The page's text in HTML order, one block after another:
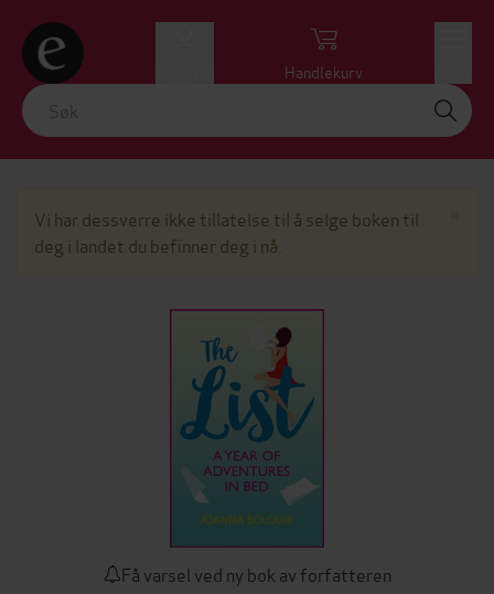
Handlekurv
Vi har dessverre ikke tillatelse til å selge boken til
deg i landet du befinner deg i nå.
Få varsel ved ny bok av forfatteren